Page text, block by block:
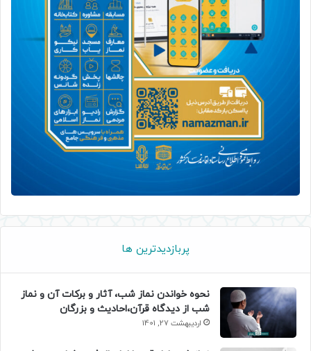
پربازدیدترین ها
نحوه خواندن نماز شب، آثار و برکات آن و نماز
شب از دیدگاه قرآن،احادیث و بزرگان
اردیبهشت 27, 1401